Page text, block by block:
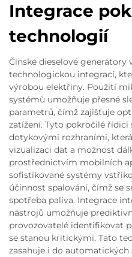
Integrace
technologií
Čínské dieselové generátory
technologickou integrací,
výrobou elektřiny. Použití
systémů umožňuje přesné
parametrů, čímž zajišťuje
zatížení. Tyto pokročilé
dotykovými rozhraními,
vizualizaci dat a možnost
prostřednictvím mobilních
sofistikované systémy
účinnost spalování, čímž se
spotřeba paliva. Integrace
nástrojů umožňuje
provozovatelé identifikovat
se stanou kritickými. Tato
zasahuje i do